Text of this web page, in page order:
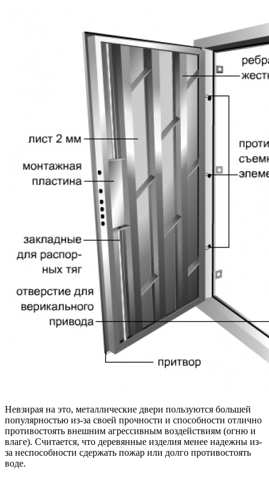
Невзирая на это, металлические двери пользуются большей
популярностью из-за своей прочности и способности отлично
противостоять внешним агрессивным воздействиям (огню и
влаге). Считается, что деревянные изделия менее надежны из-
за неспособности сдержать пожар или долго противостоять
воде.